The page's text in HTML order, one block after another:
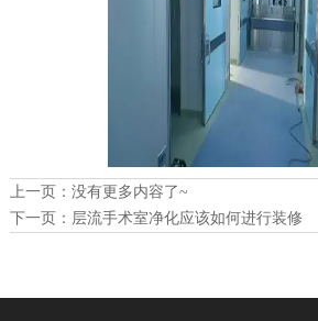
上一页：没有更多内容了~
下一页： 层流手术室净化应该如何进行装修